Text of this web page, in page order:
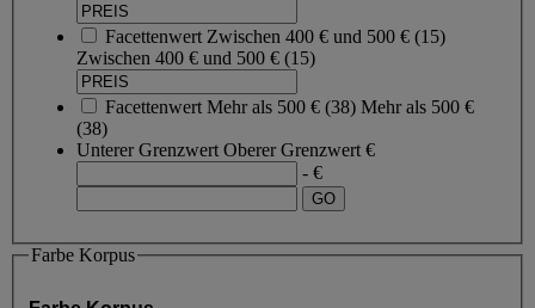
Facettenwert Zwischen 400 € und 500 € (15)
Zwischen 400 € und 500 € (15)
Facettenwert Mehr als 500 € (38) Mehr als 500 €
(38)
Unterer Grenzwert Oberer Grenzwert €
- €
Farbe Korpus